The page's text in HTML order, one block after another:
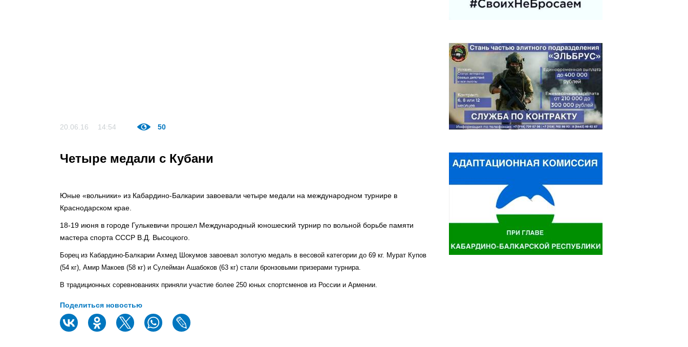
20.06.16 14:54 50
Четыре медали с Кубани
Юные «вольники» из Кабардино-Балкарии завоевали четыре медали на международном турнире в
Краснодарском крае.
18-19 июня в городе Гулькевичи прошел Международный юношеский турнир по вольной борьбе памяти
мастера спорта СССР В.Д. Высоцкого.
Борец из Кабардино-Балкарии Ахмед Шокумов завоевал золотую медаль в весовой категории до 69 кг. Мурат Купов
(54 кг), Амир Макоев (58 кг) и Сулейман Ашабоков (63 кг) стали бронзовыми призерами турнира.
В традиционных соревнованиях приняли участие более 250 юных спортсменов из России и Армении.
Поделиться новостью